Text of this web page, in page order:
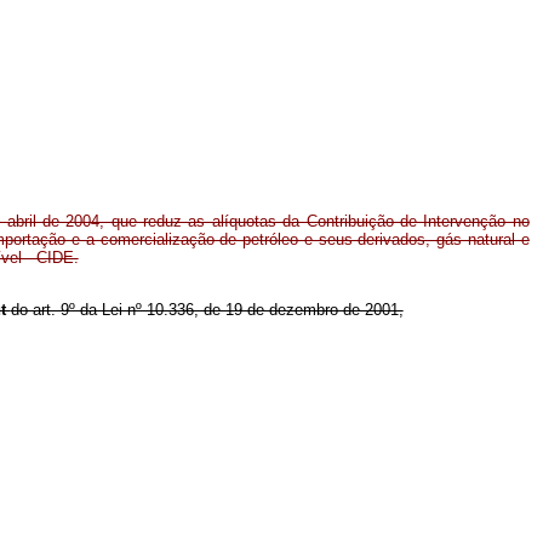
de 2004, que reduz as alíquotas da Contribuição de Intervenção no
e a comercialização de petróleo e seus derivados, gás natural e
- CIDE.
do art. 9º da Lei nº 10.336, de 19 de dezembro de 2001,